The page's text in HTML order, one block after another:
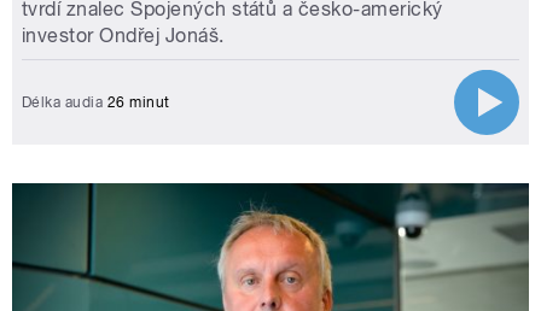
tvrdí znalec Spojených států a česko-americký
investor Ondřej Jonáš.
Délka audia 26 minut